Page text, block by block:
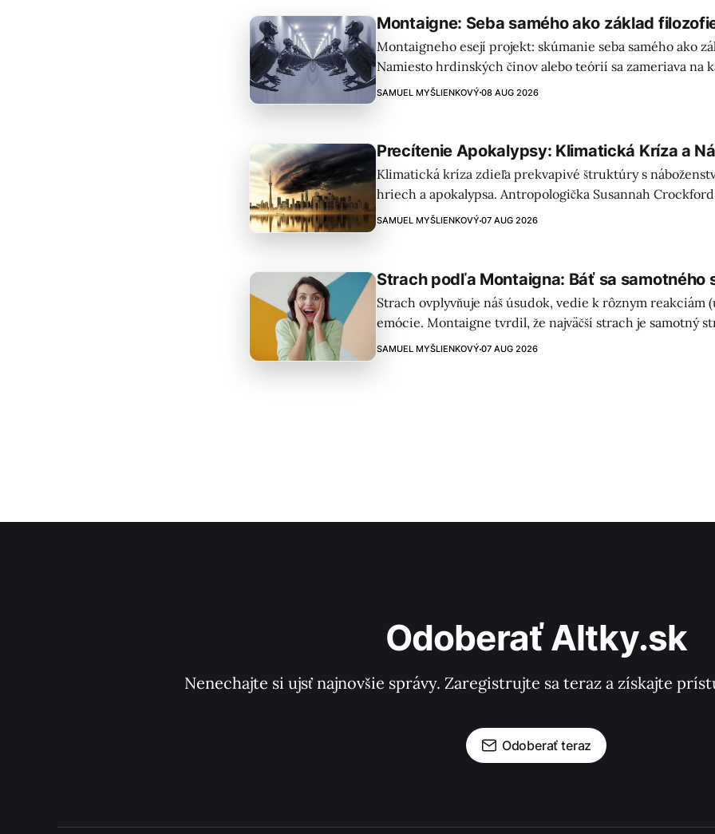
Montaigne: Seba samého ako základ
Montaigneho esejí projekt: skúmanie seba samého ako
Namiesto hrdinských činov alebo teórií sa zameriava na
skúsenosti obyčajného človeka, akceptujúc neustálu
SAMUEL MYŠLIENKOVÝ 08 AUG 2026
Precítenie Apokalypsy: Klimatická Kríza a
Klimatická kríza zdieľa prekvapivé štruktúry s
hriech a apokalypsa. Antropologička Susannah Crockford
neveriaci nevedome používajú kresťanské koncepty pri
SAMUEL MYŠLIENKOVÝ 07 AUG 2026
Strach podľa Montaigna: Báť sa samotného
Strach ovplyvňuje náš úsudok, vedie k rôznym reakciám
emócie. Montaigne tvrdil, že najväčší strach je samotný
paralyzujúcejší ako nebezpečenstvo!
SAMUEL MYŠLIENKOVÝ 07 AUG 2026
Odoberať Altky.sk
Nenechajte si ujsť najnovšie správy. Zaregistrujte sa teraz a získajte
Odoberať teraz